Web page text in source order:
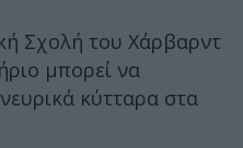
Σχολή του Χάρβαρντ
μπορεί να
κύτταρα στα